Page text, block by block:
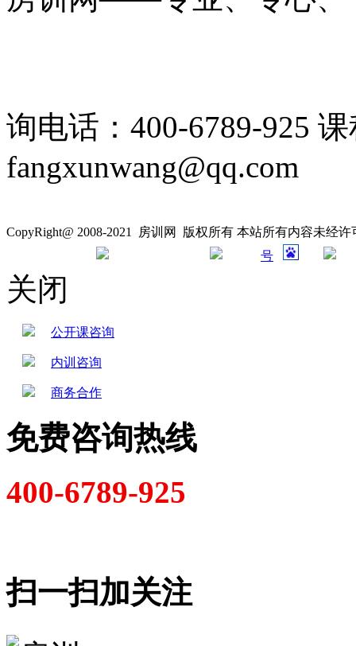
询电话：400-6789-925
fangxunwang@qq.com
CopyRight@ 2008-2021 房训网 版权所有 本站所有内容未经
号
关闭
公开课咨询
内训咨询
商务合作
免费咨询热线
400-6789-925
扫一扫加关注